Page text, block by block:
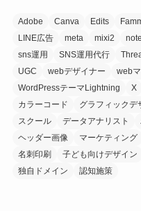
Adobe Canva Edits
LINE広告
meta mixi2 note
sns運用
SNS運用代行
UGC
webデザイナー web
WordPressテーマLightning
X
カラーコード
グラフィックデ
スクール
データアナリスト
ヘッダー画像
マーケティング
名刺印刷
子ども向けデザイン
独自ドメイン
認知施策